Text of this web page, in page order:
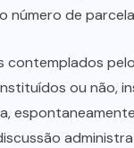
número de
contemplados pelo
ou não,